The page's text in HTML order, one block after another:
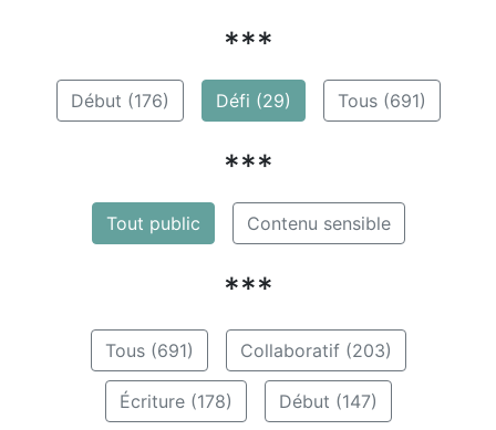
***
Début (176) Défi (29) Tous (691)
***
Tout public Contenu sensible
***
Tous (691) Collaboratif (203)
Écriture (178) Début (147)